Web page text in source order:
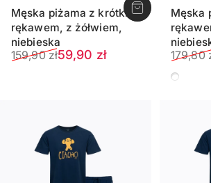
Męska piżama z krótkim
rękawem, z żółwiem,
niebieska
Sale price59,90 zł
Regular price
159,90 zł
Męska
Sale
179,80